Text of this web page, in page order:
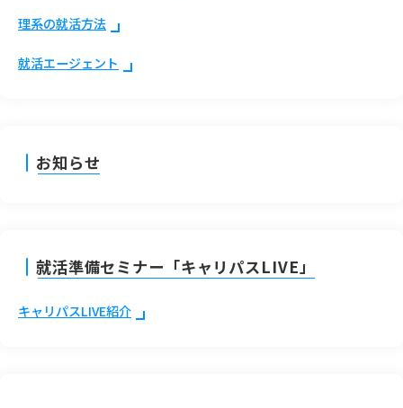
理系の就活方法
就活エージェント
お知らせ
就活準備セミナー「キャリパスLIVE」
キャリパスLIVE紹介